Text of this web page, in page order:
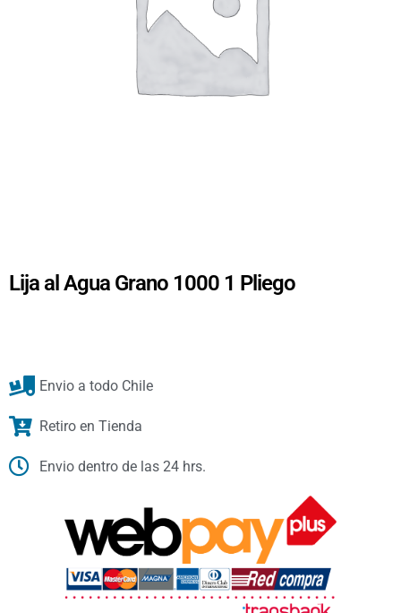
Lija al Agua Grano 1000 1 Pliego
Envio a todo Chile
Retiro en Tienda
Envio dentro de las 24 hrs.